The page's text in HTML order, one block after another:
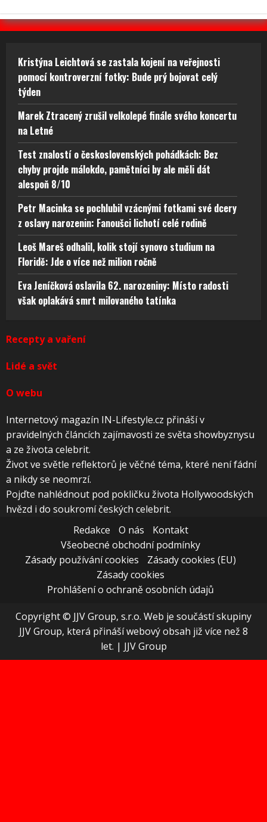
Kristýna Leichtová se zastala kojení na veřejnosti
pomocí kontroverzní fotky: Bude prý bojovat celý
týden
Marek Ztracený zrušil velkolepé finále svého koncertu
na Letné
Test znalostí o československých pohádkách: Bez
chyby projde málokdo, pamětníci by ale měli dát
alespoň 8/10
Petr Macinka se pochlubil vzácnými fotkami své dcery
z oslavy narozenin: Fanoušci lichotí celé rodině
Leoš Mareš odhalil, kolik stojí synovo studium na
Floridě: Jde o více než milion ročně
Eva Jeníčková oslavila 62. narozeniny: Místo radosti
však oplakává smrt milovaného tatínka
Recepty a vaření
Lidé a svět
O webu
Internetový magazín IN-Lifestyle.cz přináší v
pravidelných článcích zajímavosti ze světa showbyznysu
a ze života celebrit.
Život ve světle reflektorů je věčné téma, které není fádní
a nikdy se neomrzí.
Pojďte nahlédnout pod pokličku života Hollywoodských
hvězd i do soukromí českých celebrit.
Redakce
O nás
Kontakt
Všeobecné obchodní podmínky
Zásady používání cookies
Zásady cookies (EU)
Zásady cookies
Prohlášení o ochraně osobních údajů
Copyright © JJV Group, s.r.o. Web je součástí skupiny
JJV Group, která přináší webový obsah již více než 8
let. | JJV Group